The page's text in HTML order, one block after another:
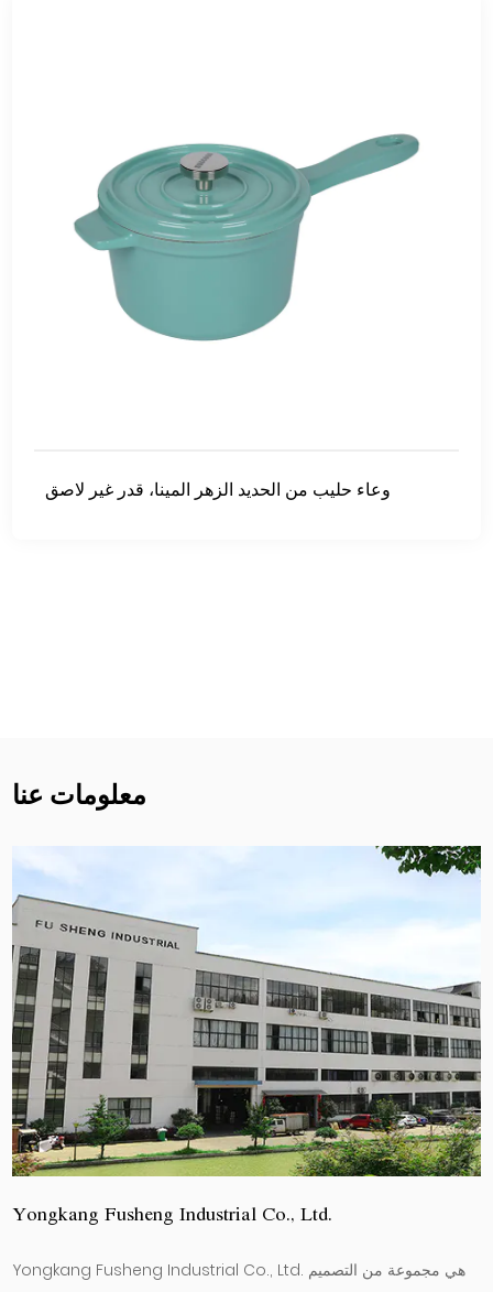
وعاء حليب من الحديد الزهر المينا، قدر غير لاصق
معلومات عنا
Yongkang Fusheng Industrial Co., Ltd.
Yongkang Fusheng Industrial Co., Ltd. هي مجموعة من التصميم